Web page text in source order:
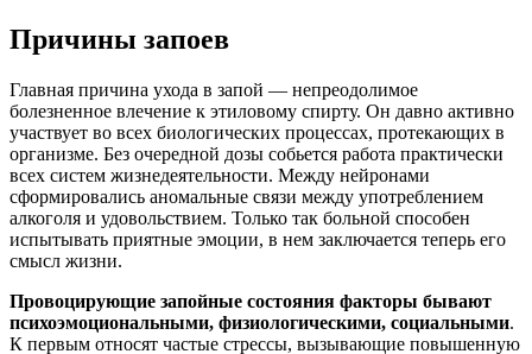
Причины запоев
Главная причина ухода в запой — непреодолимое
болезненное влечение к этиловому спирту. Он давно активно
участвует во всех биологических процессах, протекающих в
организме. Без очередной дозы собьется работа практически
всех систем жизнедеятельности. Между нейронами
сформировались аномальные связи между употреблением
алкоголя и удовольствием. Только так больной способен
испытывать приятные эмоции, в нем заключается теперь его
смысл жизни.
Провоцирующие запойные состояния факторы бывают
психоэмоциональными, физиологическими, социальными.
К первым относят частые стрессы, вызывающие повышенную